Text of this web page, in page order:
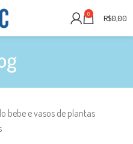
0 R$0,00